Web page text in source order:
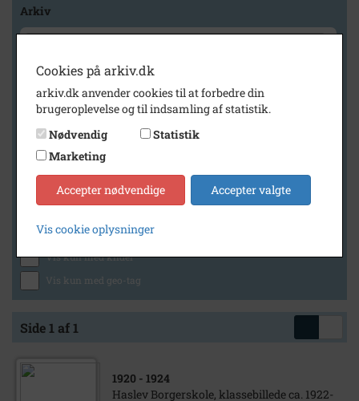
Arkiv
Geografi
Generelt
Vis kun med billeder
Vis kun med lydklip
Vis kun med kilder
Vis kun med geo-tag
Side 1 af 1
1920 - 1924
Haslev Borgerskole, klassebillede ca. 1922-
Cookies på arkiv.dk
arkiv.dk anvender cookies til at forbedre din
brugeroplevelse og til indsamling af statistik.
Nødvendig
Statistik
Marketing
Accepter nødvendige Accepter valgte
Vis cookie oplysninger